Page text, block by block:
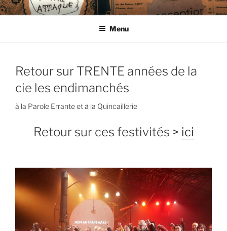
Aller
au
CIE LES ENDIMANCHÉS
Menu
Retour sur TRENTE années de la
cie les endimanchés
à la Parole Errante et à la Quincaillerie
Retour sur ces festivités > ici